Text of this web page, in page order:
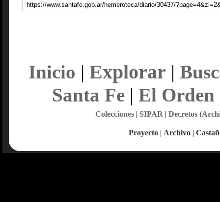
Inicio | Explorar |
Santa Fe| El Orden
Colecciones| SIPAR | Decretos
Proyecto | Archivo |